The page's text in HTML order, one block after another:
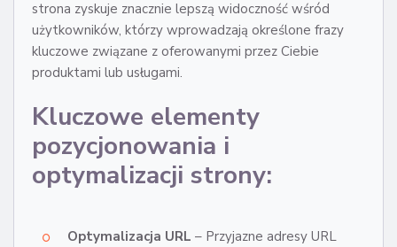
strona zyskuje znacznie lepszą widoczność wśród
użytkowników, którzy wprowadzają określone frazy
kluczowe związane z oferowanymi przez Ciebie
produktami lub usługami.
Kluczowe elementy
pozycjonowania i
optymalizacji strony:
Optymalizacja URL – Przyjazne adresy URL